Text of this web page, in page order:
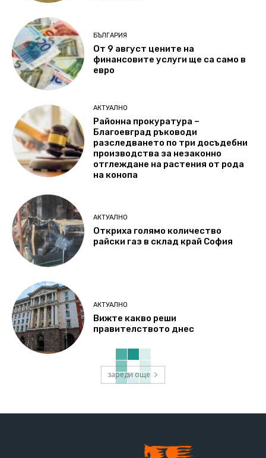
БЪЛГАРИЯ
От 9 август цените на
финансовите услуги ще са само в
евро
АКТУАЛНО
Районна прокуратура –
Благоевград ръководи
разследването по три досъдебни
производства за незаконно
отглеждане на растения от рода
на конопа
АКТУАЛНО
Откриха голямо количество
райски газ в склад край София
АКТУАЛНО
Вижте какво реши
правителството днес
зареди още